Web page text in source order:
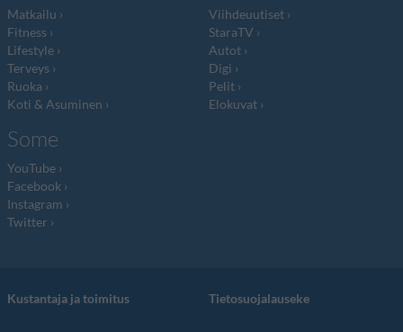
Matkailu
Fitness
Lifestyle
Terveys
Ruoka
Koti & Asuminen
Viihdeuutiset
StaraTV
Autot
Digi
Pelit
Elokuvat
Some
YouTube
Facebook
Instagram
Twitter
Kustantaja ja toimitus Tietosuojalauseke